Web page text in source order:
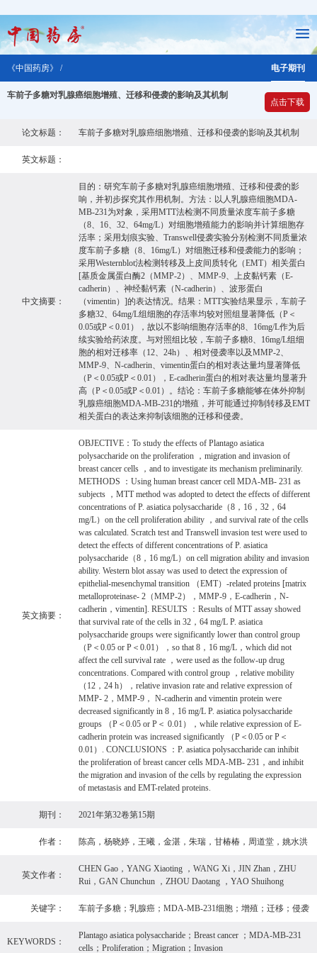
《中国药房》 / 电子期刊
车前子多糖对乳腺癌细胞增殖、迁移和侵袭的影响及其机制
点击下载
论文标题： 车前子多糖对乳腺癌细胞增殖、迁移和侵袭的影响及其机制
英文标题：
中文摘要：
目的：研究车前子多糖对乳腺癌细胞增殖、迁移和侵袭的影
响，并初步探究其作用机制。方法：以人乳腺癌细胞MDA-
MB-231为对象，采用MTT法检测不同质量浓度车前子多糖
（8、16、32、64mg/L）对细胞增殖能力的影响并计算细胞存
活率；采用划痕实验、Transwell侵袭实验分别检测不同质量浓
度车前子多糖（8、16mg/L）对细胞迁移和侵袭能力的影响；
采用Westernblot法检测转移及上皮间质转化（EMT）相关蛋白
[基质金属蛋白酶2（MMP-2）、MMP-9、上皮黏钙素（E-
cadherin）、神经黏钙素（N-cadherin）、波形蛋白
（vimentin）]的表达情况。结果：MTT实验结果显示，车前子
多糖32、64mg/L组细胞的存活率均较对照组显著降低（P＜
0.05或P＜0.01），故以不影响细胞存活率的8、16mg/L作为后
续实验给药浓度。与对照组比较，车前子多糖8、16mg/L组细
胞的相对迁移率（12、24h）、相对侵袭率以及MMP-2、
MMP-9、N-cadherin、vimentin蛋白的相对表达量均显著降低
（P＜0.05或P＜0.01），E-cadherin蛋白的相对表达量均显著升
高（P＜0.05或P＜0.01）。结论：车前子多糖能够在体外抑制
乳腺癌细胞MDA-MB-231的增殖，并可能通过抑制转移及EMT
相关蛋白的表达来抑制该细胞的迁移和侵袭。
英文摘要：
OBJECTIVE：To study the effects of Plantago asiatica
polysaccharide on the proliferation ，migration and invasion of
breast cancer cells ，and to investigate its mechanism preliminarily.
METHODS ：Using human breast cancer cell MDA-MB- 231 as
subjects ，MTT method was adopted to detect the effects of different
concentrations of P. asiatica polysaccharide（8，16，32，64
mg/L）on the cell proliferation ability ，and survival rate of the cells
was calculated. Scratch test and Transwell invasion test were used to
detect the effects of different concentrations of P. asiatica
polysaccharide（8，16 mg/L）on cell migration ability and invasion
ability. Western blot assay was used to detect the expression of
epithelial-mesenchymal transition （EMT）-related proteins [matrix
metalloproteinase- 2（MMP-2），MMP-9，E-cadherin，N-
cadherin，vimentin]. RESULTS ：Results of MTT assay showed
that survival rate of the cells in 32，64 mg/L P. asiatica
polysaccharide groups were significantly lower than control group
（P＜0.05 or P＜0.01），so that 8，16 mg/L，which did not
affect the cell survival rate ，were used as the follow-up drug
concentrations. Compared with control group ，relative mobility
（12，24 h），relative invasion rate and relative expression of
MMP- 2，MMP-9， N-cadherin and vimentin protein were
decreased significantly in 8，16 mg/L P. asiatica polysaccharide
groups （P＜0.05 or P＜ 0.01），while relative expression of E-
cadherin protein was increased significantly （P＜0.05 or P＜
0.01）. CONCLUSIONS ：P. asiatica polysaccharide can inhibit
the proliferation of breast cancer cells MDA-MB- 231，and inhibit
the migration and invasion of the cells by regulating the expression
of metastasis and EMT-related proteins.
期刊： 2021年第32卷第15期
作者： 陈高，杨晓婷，王曦，金湛，朱瑞，甘椿椿，周道堂，姚水洪
英文作者：
CHEN Gao，YANG Xiaoting ，WANG Xi，JIN Zhan，ZHU
Rui，GAN Chunchun ，ZHOU Daotang ，YAO Shuihong
关键字： 车前子多糖；乳腺癌；MDA-MB-231细胞；增殖；迁移；侵袭
KEYWORDS：
Plantago asiatica polysaccharide；Breast cancer ；MDA-MB-231
cells；Proliferation；Migration；Invasion